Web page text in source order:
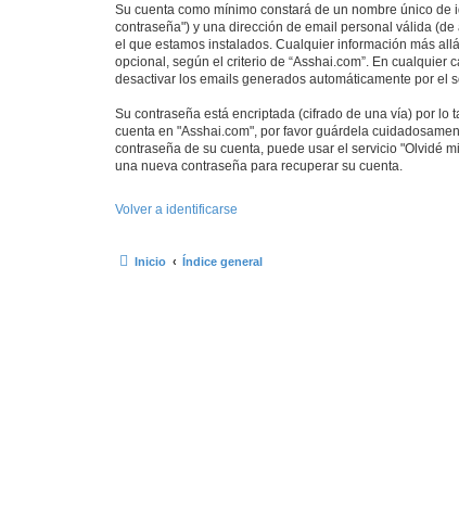
Su cuenta como mínimo constará de un nombre único
contraseña") y una dirección de email personal válida
el que estamos instalados. Cualquier información más
opcional, según el criterio de “Asshai.com”. En
desactivar los emails generados automáticamente por el
Su contraseña está encriptada (cifrado de una vía) por lo
cuenta en "Asshai.com", por favor guárdela
contraseña de su cuenta, puede usar el servicio "Olvidé
una nueva contraseña para recuperar su cuenta.
Volver a identificarse
Inicio Índice general